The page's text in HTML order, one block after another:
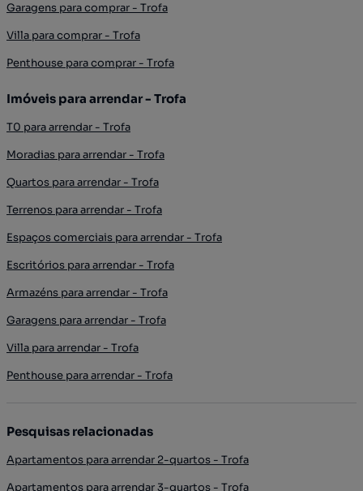
Garagens para comprar - Trofa
Villa para comprar - Trofa
Penthouse para comprar - Trofa
Imóveis para arrendar - Trofa
T0 para arrendar - Trofa
Moradias para arrendar - Trofa
Quartos para arrendar - Trofa
Terrenos para arrendar - Trofa
Espaços comerciais para arrendar - Trofa
Escritórios para arrendar - Trofa
Armazéns para arrendar - Trofa
Garagens para arrendar - Trofa
Villa para arrendar - Trofa
Penthouse para arrendar - Trofa
Pesquisas relacionadas
Apartamentos para arrendar 2-quartos - Trofa
Apartamentos para arrendar 3-quartos - Trofa